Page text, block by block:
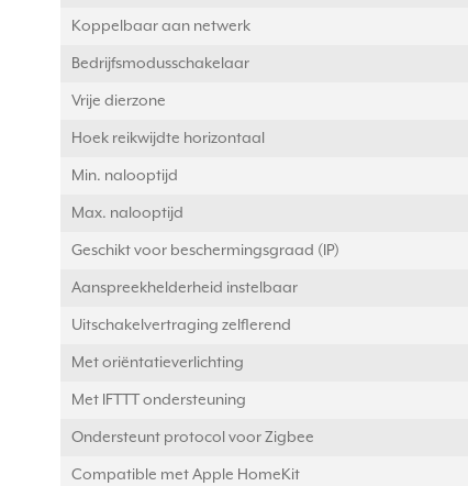
Koppelbaar aan netwerk
Bedrijfsmodusschakelaar
Vrije dierzone
Hoek reikwijdte horizontaal
Min. nalooptijd
Max. nalooptijd
Geschikt voor beschermingsgraad (IP)
Aanspreekhelderheid instelbaar
Uitschakelvertraging zelflerend
Met oriëntatieverlichting
Met IFTTT ondersteuning
Ondersteunt protocol voor Zigbee
Compatible met Apple HomeKit